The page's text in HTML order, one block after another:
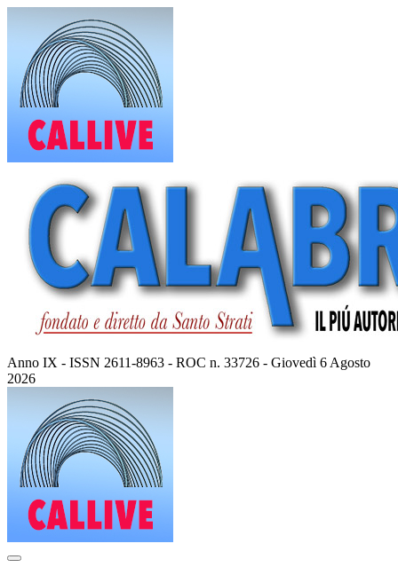
contenuto
Anno IX - ISSN 2611-8963 - ROC n. 33726 - Giovedì 6 Agosto
2026